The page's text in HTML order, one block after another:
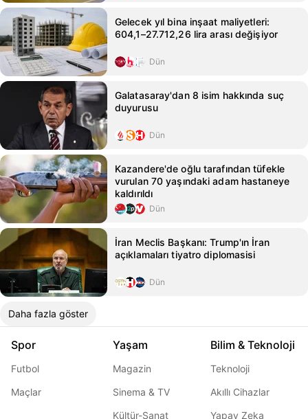
Gelecek yıl bina inşaat maliyetleri:
604,1–27.712,26 lira arası değişiyor
Dün
Galatasaray'dan 8 isim hakkında suç
duyurusu
Dün
Kazandere'de oğlu tarafından tüfekle
vurulan 70 yaşındaki adam hastaneye
kaldırıldı
Dün
İran Meclis Başkanı: Trump'ın İran
açıklamaları tiyatro diplomasisi
Dün
Daha fazla göster
Spor
Futbol
Maçlar
Yaşam
Magazin
Sinema & TV
Kültür-Sanat
Bilim & Teknoloji
Teknoloji
Akıllı Cihazlar
Yapay Zeka